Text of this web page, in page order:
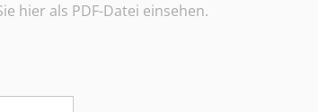
hier als PDF-Datei einsehen.